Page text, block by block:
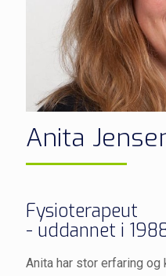
Anita
Fysioterapeut
- uddannet i
Anita har stor erfaring